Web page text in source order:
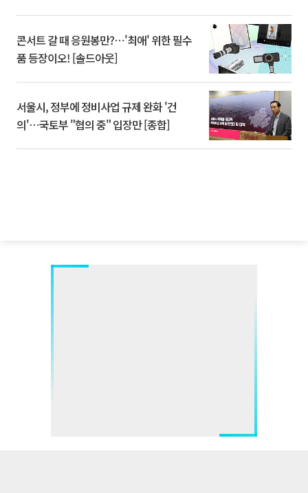
콘서트 갈 때 응원봉만?⋯'최애' 위한 필수
품 등장이오! [솔드아웃]
서울시, 정부에 정비사업 규제 완화 '건
의'⋯국토부 "협의 중" 입장만 [종합]